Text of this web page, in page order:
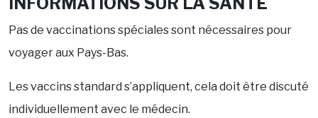
Pas de vaccinations spéciales sont nécessaires pour
voyager aux Pays-Bas.
Les vaccins standard s’appliquent, cela doit être discuté
individuellement avec le médecin.